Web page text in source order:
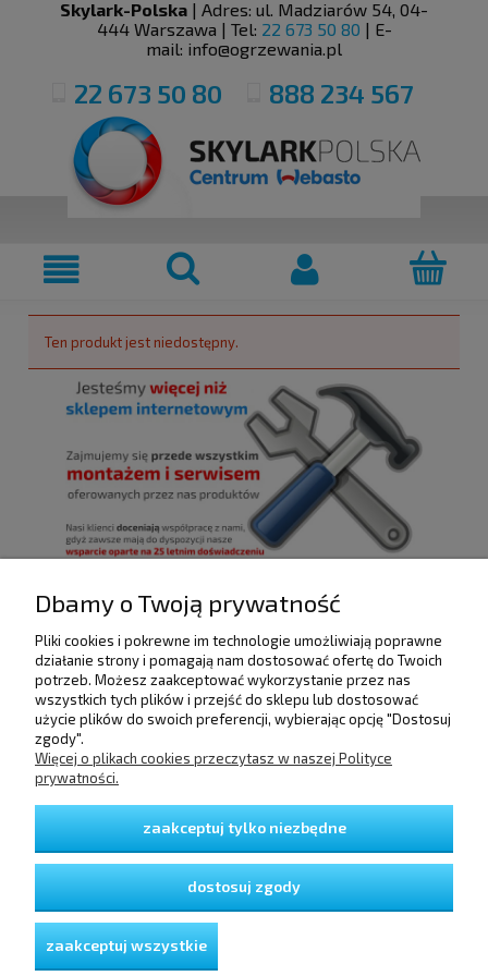
Skylark-Polska | Adres: ul. Madziarów 54, 04-
444 Warszawa | Tel: 22 673 50 80 | E-
mail: info@ogrzewania.pl
22 673 50 80 888 234 567
Ten produkt jest niedostępny.
POMOC
DOSTAWA I PŁATNOŚCI
GWARANCJA I ZWROTY
O FIRMIE
Dbamy o Twoją prywatność
Pliki cookies i pokrewne im technologie umożliwiają poprawne
działanie strony i pomagają nam dostosować ofertę do Twoich
potrzeb. Możesz zaakceptować wykorzystanie przez nas
wszystkich tych plików i przejść do sklepu lub dostosować
użycie plików do swoich preferencji, wybierając opcję "Dostosuj
zgody".
Więcej o plikach cookies przeczytasz w naszej Polityce
prywatności.
zaakceptuj tylko niezbędne
dostosuj zgody
zaakceptuj wszystkie